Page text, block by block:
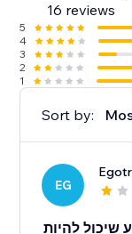
16 reviews
5
4
3
2
1
Sort by:
EG
שיכול להיות